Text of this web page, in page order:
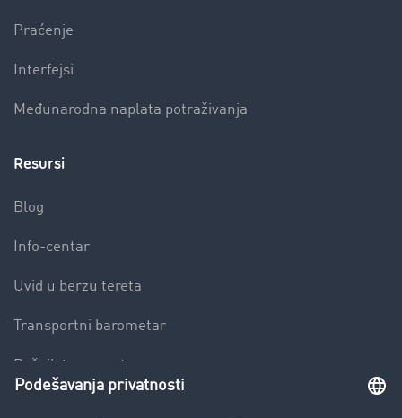
Praćenje
Interfejsi
Međunarodna naplata potraživanja
Resursi
Blog
Info-centar
Uvid u berzu tereta
Transportni barometar
Rečnik transporta